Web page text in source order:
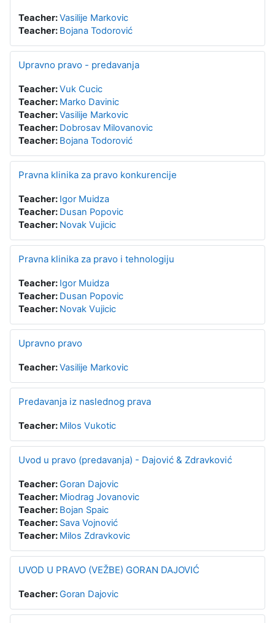
Teacher:Vasilije Markovic
Teacher: Bojana Todorović
Upravno pravo - predavanja
Teacher:Vuk Cucic
Teacher: Marko Davinic
Teacher:Vasilije Markovic
Teacher: Dobrosav Milovanovic
Teacher: Bojana Todorović
Pravna klinika za pravo konkurencije
Teacher: Igor Muidza
Teacher: Dusan Popovic
Teacher: Novak Vujicic
Pravna klinika za pravo i tehnologiju
Teacher: Igor Muidza
Teacher: Dusan Popovic
Teacher: Novak Vujicic
Upravno pravo
Teacher:Vasilije Markovic
Predavanja iz naslednog prava
Teacher: Milos Vukotic
Uvod u pravo (predavanja) - Dajović & Zdravković
Teacher:Goran Dajovic
Teacher: Miodrag Jovanovic
Teacher: Bojan Spaic
Teacher: Sava Vojnović
Teacher: Milos Zdravkovic
UVOD U PRAVO (VEŽBE) GORAN DAJOVIĆ
Teacher:Goran Dajovic